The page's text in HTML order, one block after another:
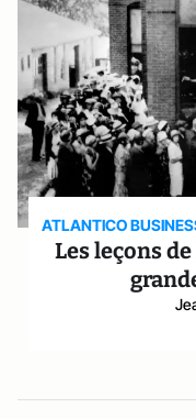
ATLANTICO
Les leçons